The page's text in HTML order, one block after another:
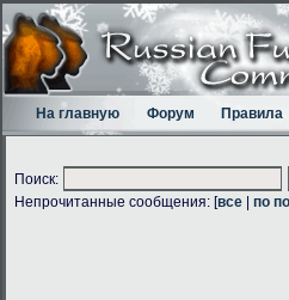
На главную Форум Правила
Поиск:
Непрочитанные сообщения: [все по